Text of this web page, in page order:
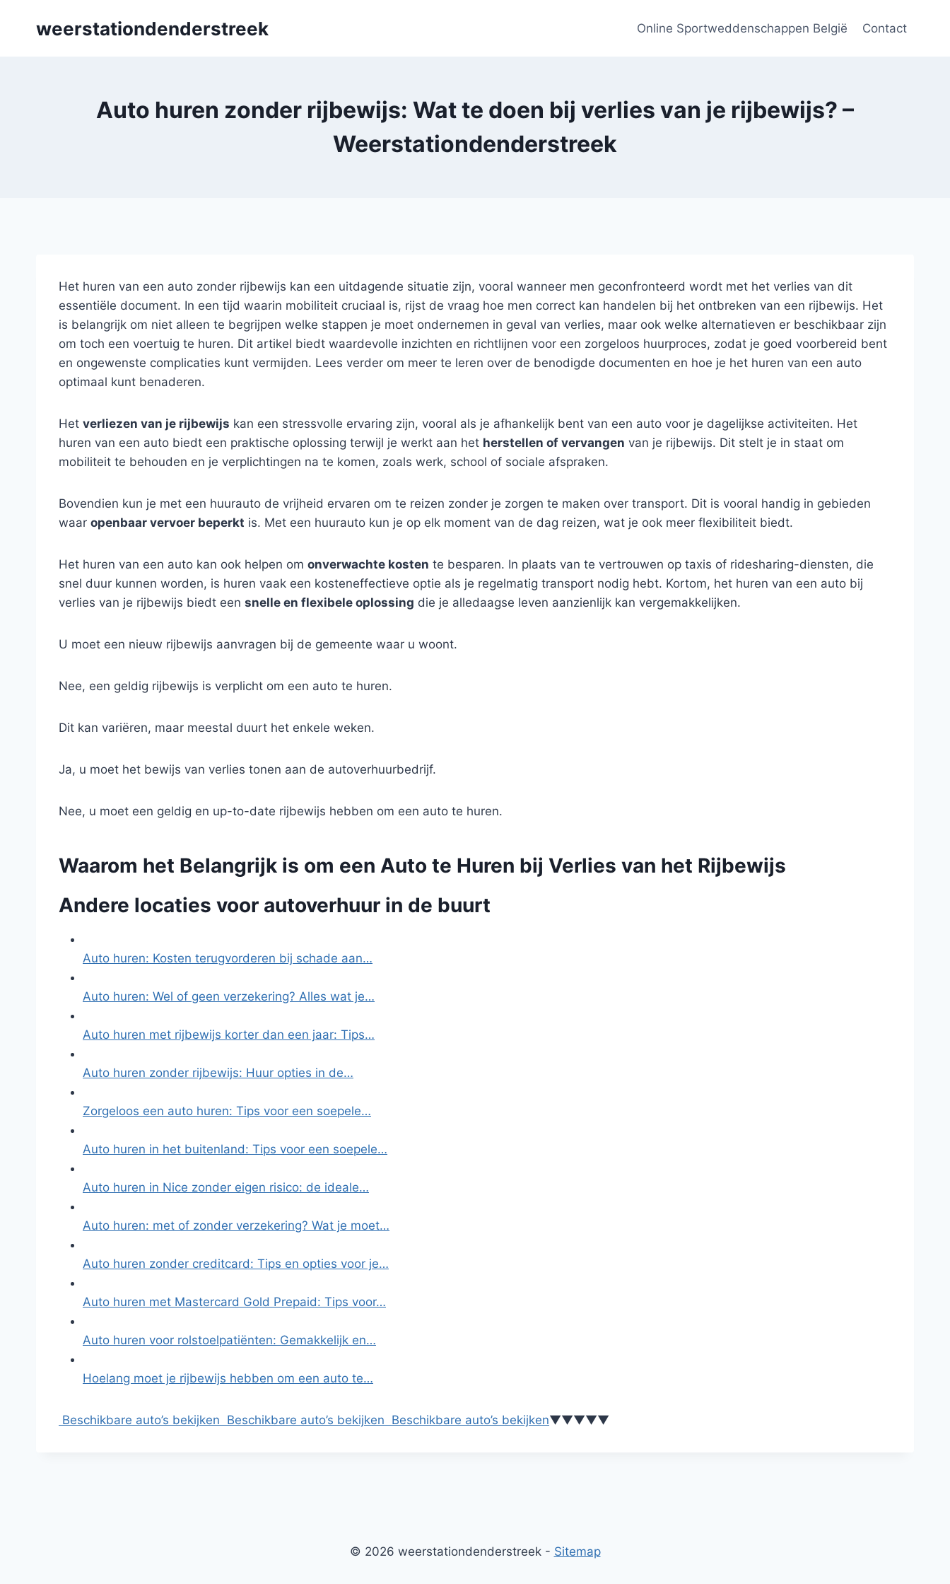
weerstationdenderstreek Online Sportweddenschappen België Contact
Auto huren zonder rijbewijs: Wat te doen bij verlies van je rijbewijs? –
Weerstationdenderstreek
Het huren van een auto zonder rijbewijs kan een uitdagende situatie zijn, vooral wanneer men geconfronteerd wordt met het verlies van dit
essentiële document. In een tijd waarin mobiliteit cruciaal is, rijst de vraag hoe men correct kan handelen bij het ontbreken van een rijbewijs. Het
is belangrijk om niet alleen te begrijpen welke stappen je moet ondernemen in geval van verlies, maar ook welke alternatieven er beschikbaar zijn
om toch een voertuig te huren. Dit artikel biedt waardevolle inzichten en richtlijnen voor een zorgeloos huurproces, zodat je goed voorbereid bent
en ongewenste complicaties kunt vermijden. Lees verder om meer te leren over de benodigde documenten en hoe je het huren van een auto
optimaal kunt benaderen.
Het verliezen van je rijbewijs kan een stressvolle ervaring zijn, vooral als je afhankelijk bent van een auto voor je dagelijkse activiteiten. Het
huren van een auto biedt een praktische oplossing terwijl je werkt aan het herstellen of vervangen van je rijbewijs. Dit stelt je in staat om
mobiliteit te behouden en je verplichtingen na te komen, zoals werk, school of sociale afspraken.
Bovendien kun je met een huurauto de vrijheid ervaren om te reizen zonder je zorgen te maken over transport. Dit is vooral handig in gebieden
waar openbaar vervoer beperkt is. Met een huurauto kun je op elk moment van de dag reizen, wat je ook meer flexibiliteit biedt.
Het huren van een auto kan ook helpen om onverwachte kosten te besparen. In plaats van te vertrouwen op taxis of ridesharing-diensten, die
snel duur kunnen worden, is huren vaak een kosteneffectieve optie als je regelmatig transport nodig hebt. Kortom, het huren van een auto bij
verlies van je rijbewijs biedt een snelle en flexibele oplossing die je alledaagse leven aanzienlijk kan vergemakkelijken.
U moet een nieuw rijbewijs aanvragen bij de gemeente waar u woont.
Nee, een geldig rijbewijs is verplicht om een auto te huren.
Dit kan variëren, maar meestal duurt het enkele weken.
Ja, u moet het bewijs van verlies tonen aan de autoverhuurbedrijf.
Nee, u moet een geldig en up-to-date rijbewijs hebben om een auto te huren.
Waarom het Belangrijk is om een Auto te Huren bij Verlies van het Rijbewijs
Andere locaties voor autoverhuur in de buurt
Auto huren: Kosten terugvorderen bij schade aan…
Auto huren: Wel of geen verzekering? Alles wat je…
Auto huren met rijbewijs korter dan een jaar: Tips…
Auto huren zonder rijbewijs: Huur opties in de…
Zorgeloos een auto huren: Tips voor een soepele…
Auto huren in het buitenland: Tips voor een soepele…
Auto huren in Nice zonder eigen risico: de ideale…
Auto huren: met of zonder verzekering? Wat je moet…
Auto huren zonder creditcard: Tips en opties voor je…
Auto huren met Mastercard Gold Prepaid: Tips voor…
Auto huren voor rolstoelpatiënten: Gemakkelijk en…
Hoelang moet je rijbewijs hebben om een auto te…
Beschikbare auto’s bekijken Beschikbare auto’s bekijken Beschikbare auto’s bekijken▼▼▼▼▼
© 2026 weerstationdenderstreek - Sitemap